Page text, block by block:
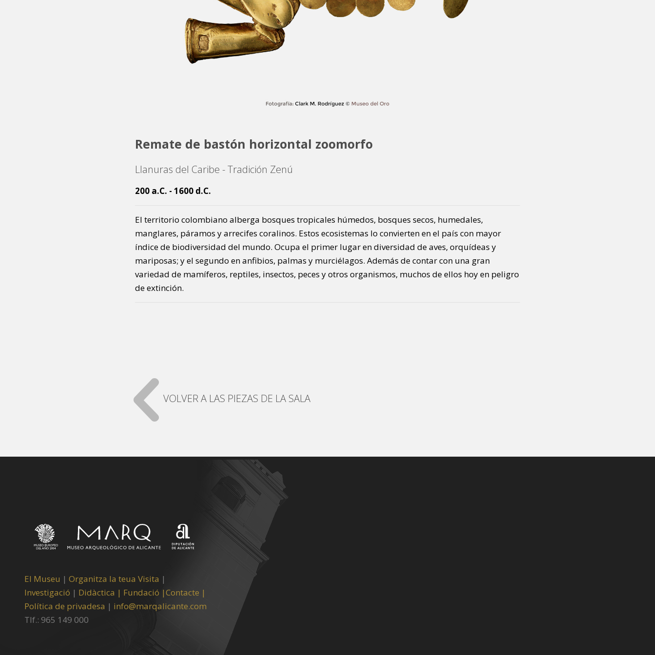
Remate de bastón horizontal zoomorfo
Llanuras del Caribe - Tradición Zenú
200 a.C. - 1600 d.C.
El territorio colombiano alberga bosques tropicales húmedos, bosques secos, humedales,
manglares, páramos y arrecifes coralinos. Estos ecosistemas lo convierten en el país con mayor
índice de biodiversidad del mundo. Ocupa el primer lugar en diversidad de aves, orquídeas y
mariposas; y el segundo en anfibios, palmas y murciélagos. Además de contar con una gran
variedad de mamíferos, reptiles, insectos, peces y otros organismos, muchos de ellos hoy en peligro
de extinción.
VOLVER A LAS PIEZAS DE LA SALA
El Museu | Organitza la teua Visita |
Investigació | Didàctica | Fundació |Contacte |
Política de privadesa | info@marqalicante.com
Tlf.: 965 149 000